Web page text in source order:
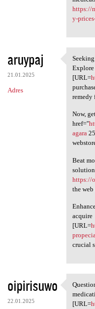
https://
y-
aruypaj
21.01.2025
Adres
[URL=
remedy
Now,
href="
agara
Beat
https://
the
acquire
[URL=
crucial
oipirisuwo
22.01.2025
[URL=